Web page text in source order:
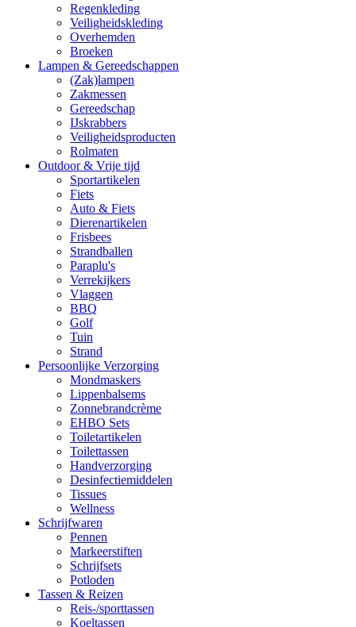
Regenkleding
Veiligheidskleding
Overhemden
Broeken
Lampen & Gereedschappen
(Zak)lampen
Zakmessen
Gereedschap
IJskrabbers
Veiligheidsproducten
Rolmaten
Outdoor & Vrije tijd
Sportartikelen
Fiets
Auto & Fiets
Dierenartikelen
Frisbees
Strandballen
Paraplu's
Verrekijkers
Vlaggen
BBQ
Golf
Tuin
Strand
Persoonlijke Verzorging
Mondmaskers
Lippenbalsems
Zonnebrandcrème
EHBO Sets
Toiletartikelen
Toilettassen
Handverzorging
Desinfectiemiddelen
Tissues
Wellness
Schrijfwaren
Pennen
Markeerstiften
Schrijfsets
Potloden
Tassen & Reizen
Reis-/sporttassen
Koeltassen